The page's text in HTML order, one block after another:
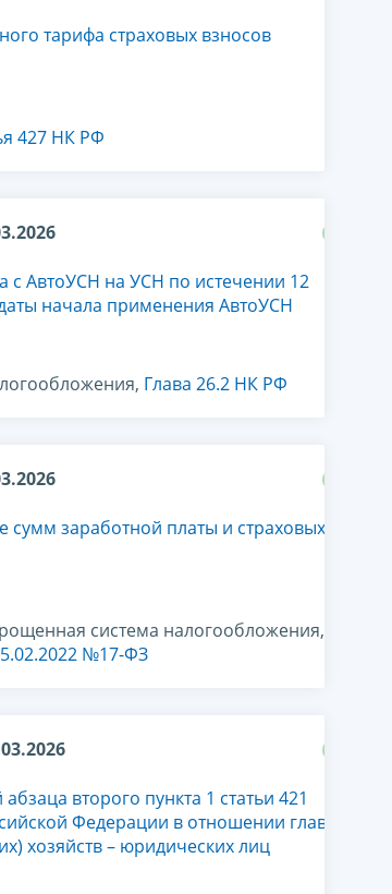
тарифа страховых взносов
427 НК РФ
с АвтоУСН на УСН по истечении 12
начала применения АвтоУСН
Глава 26.2 НК РФ
сумм заработной платы и страховых
система налогообложения,
№17-ФЗ
второго пункта 1 статьи 421
Федерации в отношении глав
хозяйств – юридических лиц